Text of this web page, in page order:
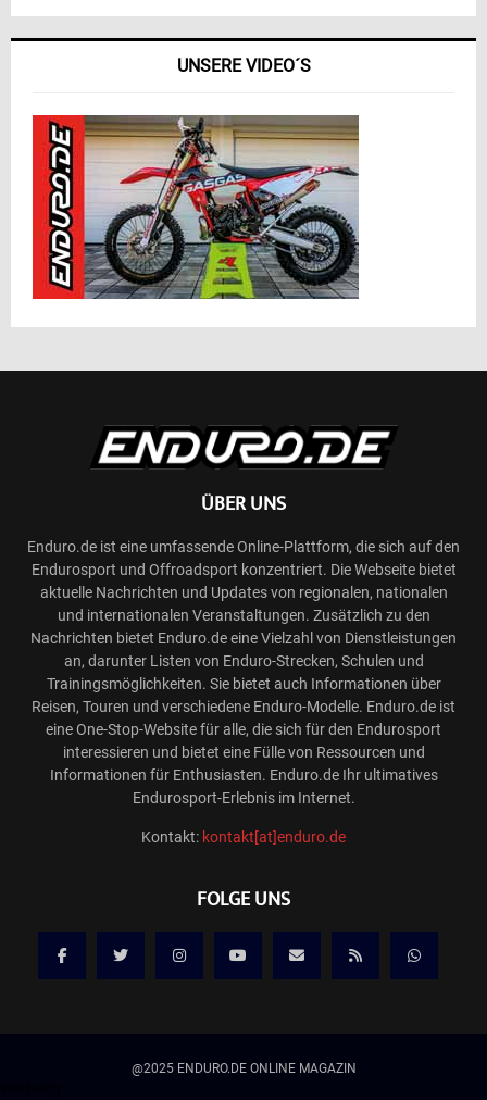
UNSERE VIDEO´S
ÜBER UNS
Enduro.de ist eine umfassende Online-Plattform, die sich auf den
Endurosport und Offroadsport konzentriert. Die Webseite bietet
aktuelle Nachrichten und Updates von regionalen, nationalen
und internationalen Veranstaltungen. Zusätzlich zu den
Nachrichten bietet Enduro.de eine Vielzahl von Dienstleistungen
an, darunter Listen von Enduro-Strecken, Schulen und
Trainingsmöglichkeiten. Sie bietet auch Informationen über
Reisen, Touren und verschiedene Enduro-Modelle. Enduro.de ist
eine One-Stop-Website für alle, die sich für den Endurosport
interessieren und bietet eine Fülle von Ressourcen und
Informationen für Enthusiasten. Enduro.de Ihr ultimatives
Endurosport-Erlebnis im Internet.
Kontakt: kontakt[at]enduro.de
FOLGE UNS
@2025 ENDURO.DE ONLINE MAGAZIN